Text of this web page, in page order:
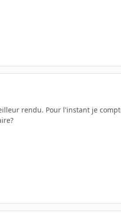
rendu. Pour l'instant je